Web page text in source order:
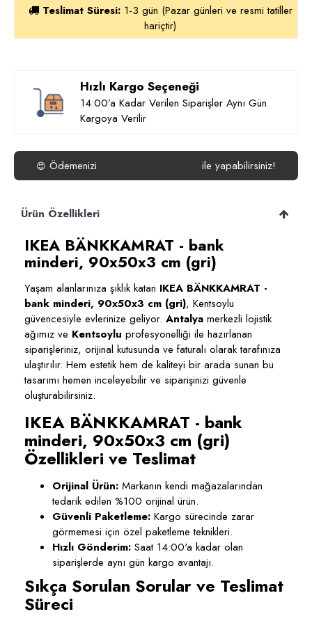
Teslimat Süresi: 1-3 gün (Pazar günleri ve resmi tatiller
hariçtir)
Hızlı Kargo Seçeneği
14:00’a Kadar Verilen Siparişler Aynı Gün
Kargoya Verilir
😍 Ödemenizi ile yapabilirsiniz!
Ürün Özellikleri
IKEA BÄNKKAMRAT - bank
minderi, 90x50x3 cm (gri)
Yaşam alanlarınıza şıklık katan IKEA BÄNKKAMRAT -
bank minderi, 90x50x3 cm (gri), Kentsoylu
güvencesiyle evlerinize geliyor. Antalya merkezli lojistik
ağımız ve Kentsoylu profesyonelliği ile hazırlanan
siparişleriniz, orijinal kutusunda ve faturalı olarak tarafınıza
ulaştırılır. Hem estetik hem de kaliteyi bir arada sunan bu
tasarımı hemen inceleyebilir ve siparişinizi güvenle
oluşturabilirsiniz.
IKEA BÄNKKAMRAT - bank
minderi, 90x50x3 cm (gri)
Özellikleri ve Teslimat
Orijinal Ürün: Markanın kendi mağazalarından
tedarik edilen %100 orijinal ürün.
Güvenli Paketleme: Kargo sürecinde zarar
görmemesi için özel paketleme teknikleri.
Hızlı Gönderim: Saat 14:00'a kadar olan
siparişlerde aynı gün kargo avantajı.
Sıkça Sorulan Sorular ve Teslimat
Süreci